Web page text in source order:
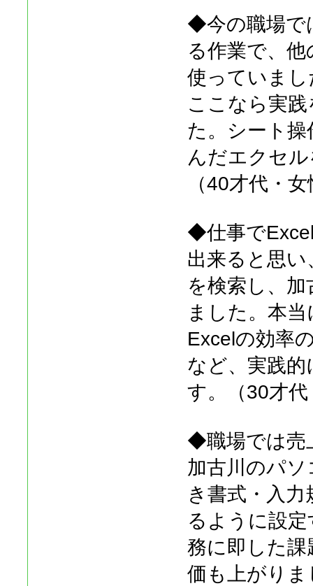
◆今の職場で
る作業で、
使っていま
ここなら実
た。シート
んだエクセ
（40才代・
◆仕事で
出来ると思
を検索し、
ました。本
Excelの効率
など、実践
す。（30才代
◆職場では売
加古川のパ
き書式・入
るように設
務に即した
価も上がりま